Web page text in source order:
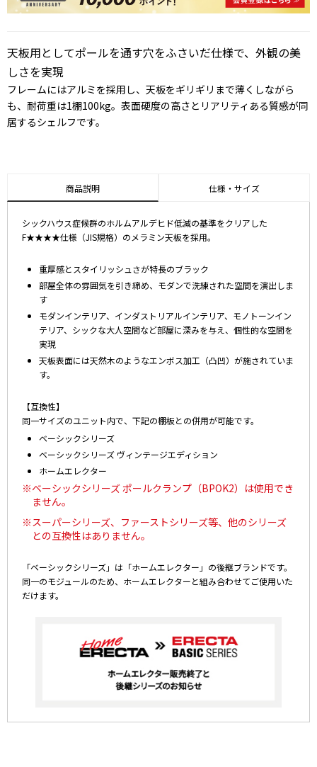
天板用としてポールを通す穴をふさいだ仕様で、外観の美
しさを実現
フレームにはアルミを採用し、天板をギリギリまで薄くしながら
も、耐荷重は1棚100kg。表面硬度の高さとリアリティある質感が同
居するシェルフです。
商品説明 仕様・サイズ
シックハウス症候群のホルムアルデヒド低減の基準をクリアした
F★★★★仕様（JIS規格）のメラミン天板を採用。
重厚感とスタイリッシュさが特長のブラック
部屋全体の雰囲気を引き締め、モダンで洗練された空間を演出しま
す
モダンインテリア、インダストリアルインテリア、モノトーンイン
テリア、シックな大人空間など部屋に深みを与え、個性的な空間を
実現
天板表面には天然木のようなエンボス加工（凸凹）が施されていま
す。
【互換性】
同一サイズのユニット内で、下記の棚板との併用が可能です。
ベーシックシリーズ
ベーシックシリーズ ヴィンテージエディション
ホームエレクター
※ベーシックシリーズ ポールクランプ（BPOK2）は使用でき
ません。
※スーパーシリーズ、ファーストシリーズ等、他のシリーズ
との互換性はありません。
「ベーシックシリーズ」は「ホームエレクター」の後継ブランドです。
同一のモジュールのため、ホームエレクターと組み合わせてご使用いた
だけます。